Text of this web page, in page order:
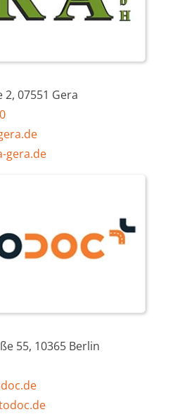
07551 Gera
gera.de
55, 10365 Berlin